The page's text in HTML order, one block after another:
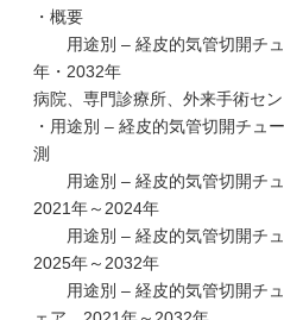
・概要
用途別 – 経皮的気管切開チュ
年・2032年
病院、専門診療所、外来手術セ
・用途別 – 経皮的気管切開チュ
測
用途別 – 経皮的気管切開チュ
2021年～2024年
用途別 – 経皮的気管切開チュ
2025年～2032年
用途別 – 経皮的気管切開チュ